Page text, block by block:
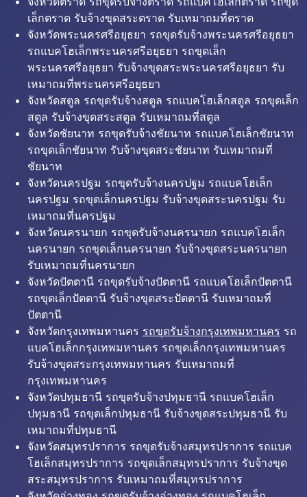
เล็กตราด รับจ้างขุดสระตราด รับเหมาถมที่ตราด
จังหวัดพระนครศรีอยุธยา รถขุดรับจ้างพระนครศรีอยุธยา
รถแบคโฮเล็กพระนครศรีอยุธยา รถขุดเล็ก
พระนครศรีอยุธยา รับจ้างขุดสระพระนครศรีอยุธยา รับ
เหมาถมที่พระนครศรีอยุธยา
จังหวัดสตูล รถขุดรับจ้างสตูล รถแบคโฮเล็กสตูล รถขุดเล็ก
สตูล รับจ้างขุดสระสตูล รับเหมาถมที่สตูล
จังหวัดชัยนาท รถขุดรับจ้างชัยนาท รถแบคโฮเล็กชัยนาท
รถขุดเล็กชัยนาท รับจ้างขุดสระชัยนาท รับเหมาถมที่
ชัยนาท
จังหวัดนครปฐม รถขุดรับจ้างนครปฐม รถแบคโฮเล็ก
นครปฐม รถขุดเล็กนครปฐม รับจ้างขุดสระนครปฐม รับ
เหมาถมที่นครปฐม
จังหวัดนครนายก รถขุดรับจ้างนครนายก รถแบคโฮเล็ก
นครนายก รถขุดเล็กนครนายก รับจ้างขุดสระนครนายก
รับเหมาถมที่นครนายก
จังหวัดปัตตานี รถขุดรับจ้างปัตตานี รถแบคโฮเล็กปัตตานี
รถขุดเล็กปัตตานี รับจ้างขุดสระปัตตานี รับเหมาถมที่
ปัตตานี
จังหวัดกรุงเทพมหานคร รถขุดรับจ้างกรุงเทพมหานคร รถ
แบคโฮเล็กกรุงเทพมหานคร รถขุดเล็กกรุงเทพมหานคร
รับจ้างขุดสระกรุงเทพมหานคร รับเหมาถมที่
กรุงเทพมหานคร
จังหวัดปทุมธานี รถขุดรับจ้างปทุมธานี รถแบคโฮเล็ก
ปทุมธานี รถขุดเล็กปทุมธานี รับจ้างขุดสระปทุมธานี รับ
เหมาถมที่ปทุมธานี
จังหวัดสมุทรปราการ รถขุดรับจ้างสมุทรปราการ รถแบค
โฮเล็กสมุทรปราการ รถขุดเล็กสมุทรปราการ รับจ้างขุด
สระสมุทรปราการ รับเหมาถมที่สมุทรปราการ